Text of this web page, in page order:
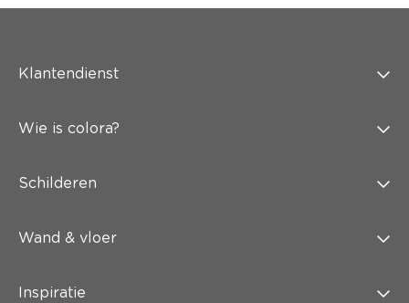
Klantendienst
Wie is colora?
Schilderen
Wand & vloer
Inspiratie